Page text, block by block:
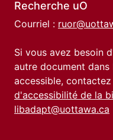
Recherche uO
Courriel :
Si vous avez besoin
autre document dans
accessible,
d'accessibilité de la
libadapt@uottawa.ca